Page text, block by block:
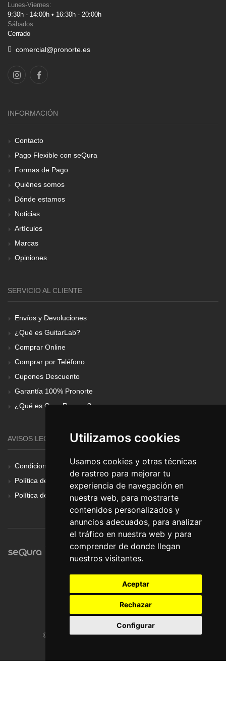
Utilizamos cookies
Usamos cookies y otras técnicas
de rastreo para mejorar tu
experiencia de navegación en
nuestra web, para mostrarte
contenidos personalizados y
anuncios adecuados, para analizar
el tráfico en nuestra web y para
comprender de donde llegan
nuestros visitantes.
Aceptar
Rechazar
Configurar
Lunes-Viernes:
9:30h - 14:00h • 16:30h - 20:00h
Sábados:
Cerrado
comercial@pronorte.es
INFORMACIÓN
Contacto
Pago Flexible con seQura
Formas de Pago
Quiénes somos
Dónde estamos
Noticias
Artículos
Marcas
Opiniones
SERVICIO AL CLIENTE
Envíos y Devoluciones
¿Qué es GuitarLab?
Comprar Online
Comprar por Teléfono
Cupones Descuento
Garantía 100% Pronorte
¿Qué es Gear Renove?
AVISOS LEGALES
Condiciones Generales
Política de Cookies
Política de Privacidad
© Pronorte Sonido SL. Todos los derechos reservados.